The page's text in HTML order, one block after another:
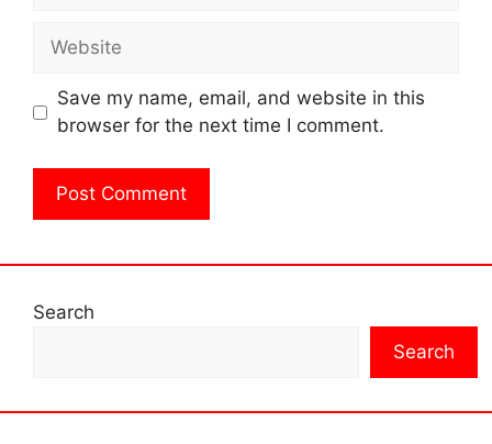
Website
Save my name, email, and website in this
browser for the next time I comment.
Search
Search